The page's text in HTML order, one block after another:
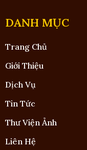
DANH MỤC
Trang Chủ
Giới Thiệu
Dịch Vụ
Tin Tức
Thư Viện Ảnh
Liên Hệ